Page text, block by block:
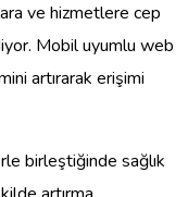
ve hizmetlere cep
Mobil uyumlu web
artırarak erişimi
birleştiğinde sağlık